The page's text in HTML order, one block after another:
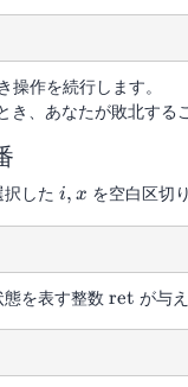
操作を続行します。
き、あなたが敗北する
した i,x
i, x を空白区切
を表す整数 ret が与